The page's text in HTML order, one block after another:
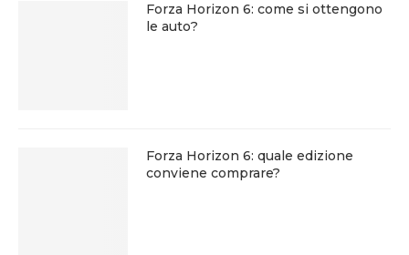
Forza Horizon 6: come si ottengono
le auto?
Forza Horizon 6: quale edizione
conviene comprare?